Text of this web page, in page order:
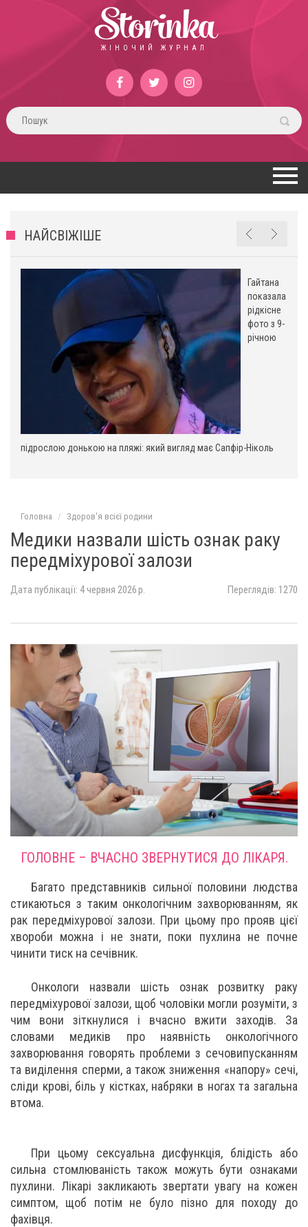
Storinka
ЖІНОЧИЙ ЖУРНАЛ
НАЙСВІЖІШЕ
Гайтана
показала
рідкісне
фото з 9-
річною
підрослою донькою на пляжі: який вигляд має Сапфір-Ніколь
Головна Здоров'я всієї родини
Медики назвали шість ознак раку
передміхурової залози
Дата публікації: 4 червня 2026 р. Переглядів: 1270
ГОЛОВНЕ – ВЧАСНО ЗВЕРНУТИСЯ ДО ЛІКАРЯ.
Багато представників сильної половини людства
стикаються з таким онкологічним захворюванням, як
рак передміхурової залози. При цьому про прояв цієї
хвороби можна і не знати, поки пухлина не почне
чинити тиск на сечівник.
Онкологи назвали шість ознак розвитку раку
передміхурової залози, щоб чоловіки могли розуміти, з
чим вони зіткнулися і вчасно вжити заходів. За
словами медиків про наявність онкологічного
захворювання говорять проблеми з сечовипусканням
та виділення сперми, а також зниження «напору» сечі,
сліди крові, біль у кістках, набряки в ногах та загальна
втома.
При цьому сексуальна дисфункція, блідість або
сильна стомлюваність також можуть бути ознаками
пухлини. Лікарі закликають звертати увагу на кожен
симптом, щоб потім не було пізно для походу до
фахівця.